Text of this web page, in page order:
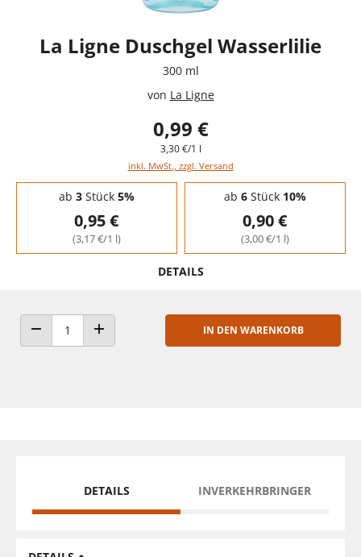
La Ligne Duschgel Wasserlilie
300 ml
von La Ligne
0,99 €
3,30 €/1 l
inkl. MwSt., zzgl. Versand
Staffelpreise - Mengenrabatt
ab 3Stück 5%
0,95 €
(3,17 €/1 l)
ab 6Stück 10%
0,90 €
(3,00 €/1 l)
DETAILS
ANZAHL VERRINGERNANZAHL ERHÖHEN
IN DEN WARENKORB
DETAILS INVERKEHRBRINGER